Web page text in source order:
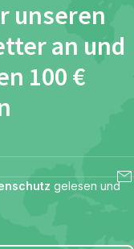
unseren
an und
100 €
gelesen und